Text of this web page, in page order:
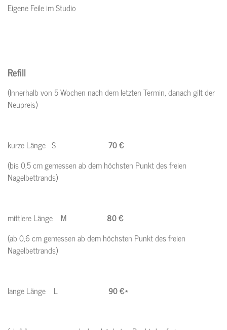
Eigene Feile im Studio
Refill
(Innerhalb von 5 Wochen nach dem letzten Termin, danach gilt der
Neupreis)
kurze Länge S 70 €
(bis 0,5 cm gemessen ab dem höchsten Punkt des freien
Nagelbettrands)
mittlere Länge M 80 €
(ab 0,6 cm gemessen ab dem höchsten Punkt des freien
Nagelbettrands)
lange Länge L 90 €*